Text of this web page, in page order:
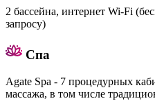
2 бассейна, интернет Wi-Fi
запросу)
Спа
Agate Spa - 7 процедурных
массажа, в том числе